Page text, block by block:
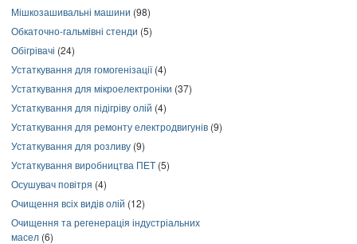
Мішкозашивальні машини (98)
Обкаточно-гальмівні стенди (5)
Обігрівачі (24)
Устаткування для гомогенізації(4)
Устаткування для мікроелектроніки (37)
Устаткування для підігріву олій (4)
Устаткування для ремонту електродвигунів (9)
Устаткування для розливу (9)
Устаткування виробництва ПЕТ (5)
Осушувач повітря (4)
Очищення всіх видів олій (12)
Очищення та регенерація індустріальних
масел (6)